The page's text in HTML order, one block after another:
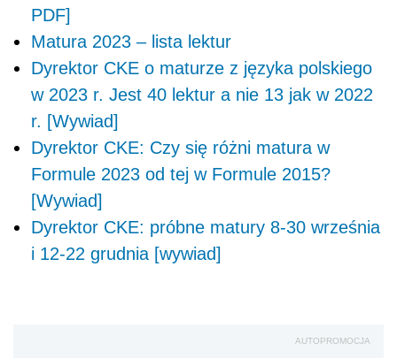
PDF]
Matura 2023 – lista lektur
Dyrektor CKE o maturze z języka polskiego
w 2023 r. Jest 40 lektur a nie 13 jak w 2022
r. [Wywiad]
Dyrektor CKE: Czy się różni matura w
Formule 2023 od tej w Formule 2015?
[Wywiad]
Dyrektor CKE: próbne matury 8-30 września
i 12-22 grudnia [wywiad]
AUTOPROMOCJA